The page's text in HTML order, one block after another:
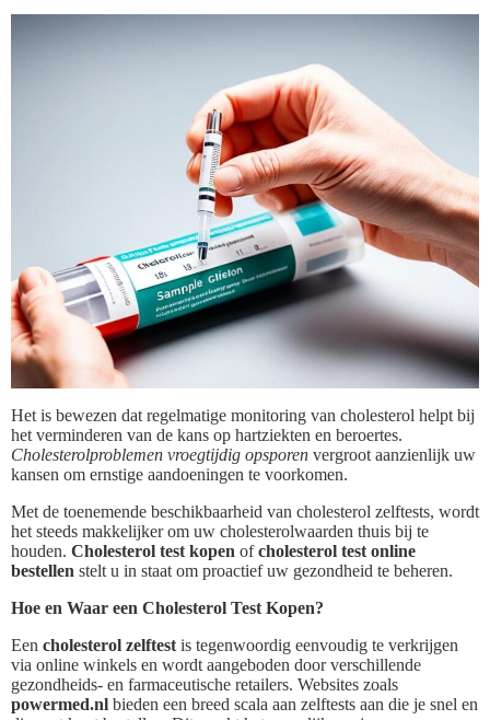
Het is bewezen dat regelmatige monitoring van cholesterol helpt bij
het verminderen van de kans op hartziekten en beroertes.
Cholesterolproblemen vroegtijdig opsporen vergroot aanzienlijk uw
kansen om ernstige aandoeningen te voorkomen.
Met de toenemende beschikbaarheid van cholesterol zelftests, wordt
het steeds makkelijker om uw cholesterolwaarden thuis bij te
houden. Cholesterol test kopen ofcholesterol test online
bestellen stelt u in staat om proactief uw gezondheid te beheren.
Hoe en Waar een Cholesterol Test Kopen?
Een cholesterol zelftest is tegenwoordig eenvoudig te verkrijgen
via online winkels en wordt aangeboden door verschillende
gezondheids- en farmaceutische retailers. Websites zoals
powermed.nl bieden een breed scala aan zelftests aan die je snel en